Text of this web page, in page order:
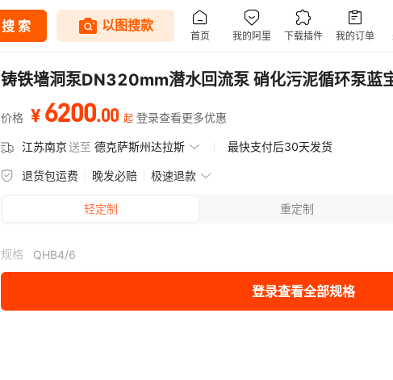
铸铁墙洞泵DN320mm潜水回流泵 硝化污泥循环泵蓝
价格 ¥ 6200.00 起 登录查看更多优惠
江苏南京送至 德克萨斯州达拉斯 最快支付后30天发货
退货包运费 晚发必赔 极速退款
轻定制 重定制
规格 QHB4/6
登录查看全部规格